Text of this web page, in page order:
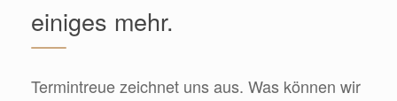
einiges mehr.
Termintreue zeichnet uns aus. Was können wir